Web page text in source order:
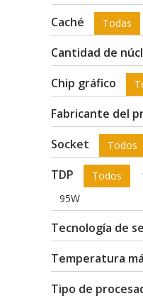
Caché Todas
Cantidad de
Chip gráfico
Fabricante del
Socket Todos
TDP Todos
95W
Tecnología de
Temperatura
Tipo de